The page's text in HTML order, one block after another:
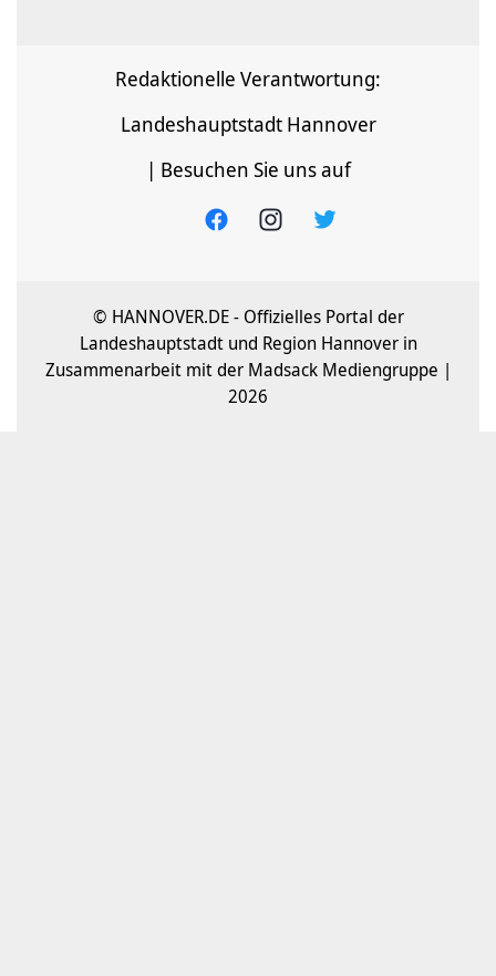
Redaktionelle Verantwortung:
Landeshauptstadt Hannover
| Besuchen Sie uns auf
© HANNOVER.DE - Offizielles Portal der
Landeshauptstadt und Region Hannover in
Zusammenarbeit mit der Madsack Mediengruppe |
2026